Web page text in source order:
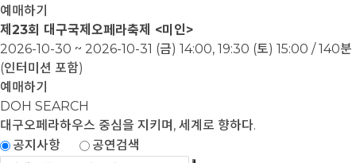
예매하기
제23회 대구국제오페라축제 <미인>
2026-10-30 ~ 2026-10-31 (금) 14:00, 19:30 (토) 15:00 / 140분
(인터미션 포함)
예매하기
DOH SEARCH
대구오페라하우스 중심을 지키며, 세계로 향하다.
공지사항
공연검색